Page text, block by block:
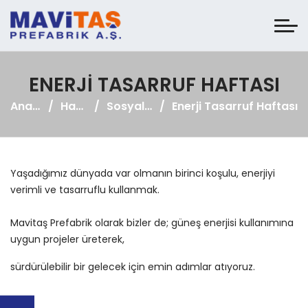
ENERJI TASARRUF HAFTASI
Anasayfa Haberler Sosyal Medya Enerji Tasarruf Haftası
Yaşadığımız dünyada var olmanın birinci koşulu, enerjiyi
verimli ve tasarruflu kullanmak.
Mavitaş Prefabrik olarak bizler de; güneş enerjisi kullanımına
uygun projeler üreterek,
sürdürülebilir bir gelecek için emin adımlar atıyoruz.